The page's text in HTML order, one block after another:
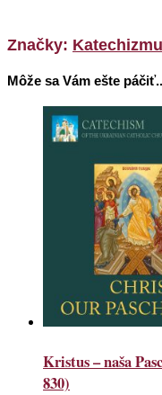
Značky:
Môže sa Vám ešte
Kristus – naša
830)